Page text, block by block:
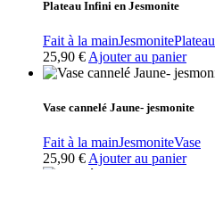
Plateau Infini en Jesmonite
Fait à la mainJesmonitePlateau
25,90 € Ajouter au panier
Vase cannelé Jaune- jesmonite
Fait à la mainJesmoniteVase
25,90 € Ajouter au panier